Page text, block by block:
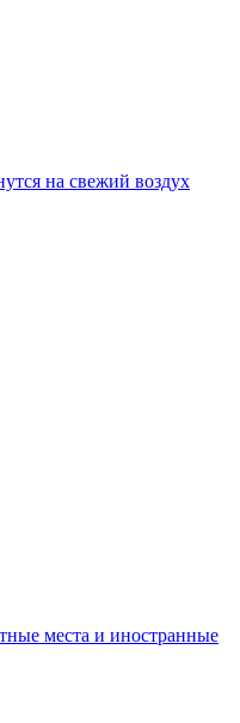
на свежий воздух
места и иностранные